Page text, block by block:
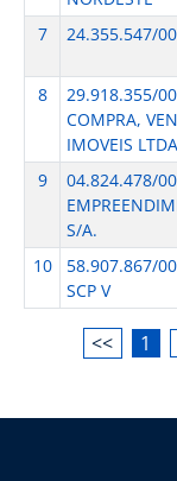
7
24.355.547/
8
29.918.355/
COMPRA,
IMOVEIS LTDA
9
04.824.478/
S/A.
10
58.907.867/
SCP V
<< 1